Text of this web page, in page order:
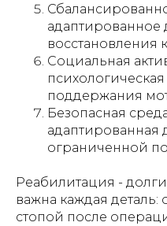
адаптированное
восстановления
Социальная
поддержания
Безопасная
адаптированная
ограниченной
Реабилитация -
важна каждая
стопой после